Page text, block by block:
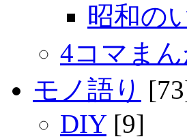
昭和の
4コマま
モノ語り
DIY[9]